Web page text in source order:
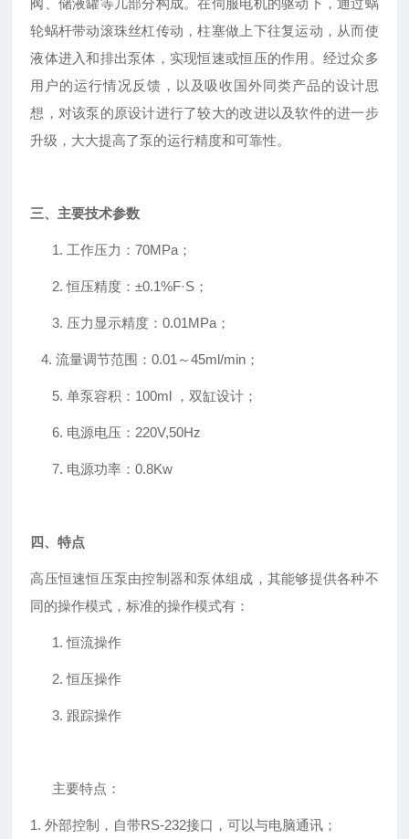
阀、储液罐等几部分构成。在伺服电机的驱动下，通过蜗
轮蜗杆带动滚珠丝杠传动，柱塞做上下往复运动，从而使
液体进入和排出泵体，实现恒速或恒压的作用。经过众多
用户的运行情况反馈，以及吸收国外同类产品的设计思
想，对该泵的原设计进行了较大的改进以及软件的进一步
升级，大大提高了泵的运行精度和可靠性。
三、主要技术参数
1. 工作压力：70MPa；
2. 恒压精度：±0.1%F·S；
3. 压力显示精度：0.01MPa；
4. 流量调节范围：0.01～45ml/min；
5. 单泵容积：100ml ，双缸设计；
6. 电源电压：220V,50Hz
7. 电源功率：0.8Kw
四、特点
高压恒速恒压泵由控制器和泵体组成，其能够提供各种不
同的操作模式，标准的操作模式有：
1. 恒流操作
2. 恒压操作
3. 跟踪操作
主要特点：
1. 外部控制，自带RS-232接口，可以与电脑通讯；